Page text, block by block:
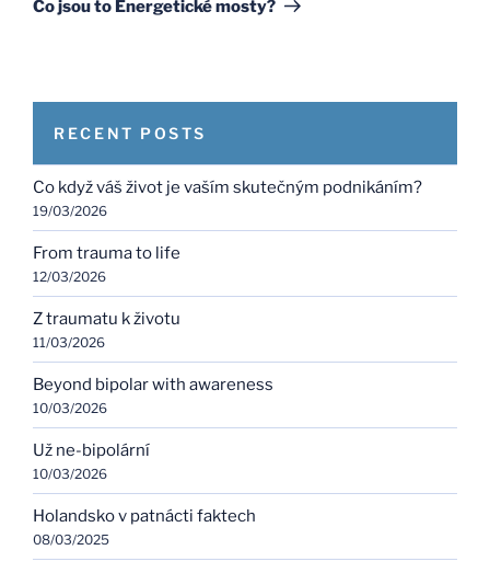
Co jsou to Energetické mosty?
RECENT POSTS
Co když váš život je vaším skutečným podnikáním?
19/03/2026
From trauma to life
12/03/2026
Z traumatu k životu
11/03/2026
Beyond bipolar with awareness
10/03/2026
Už ne-bipolární
10/03/2026
Holandsko v patnácti faktech
08/03/2025